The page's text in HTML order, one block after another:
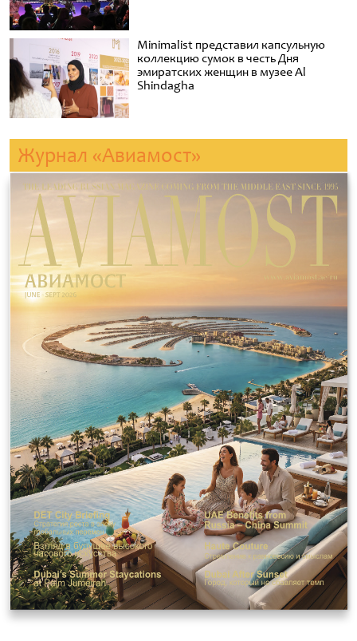
Minimalist представил капсульную
коллекцию сумок в честь Дня
эмиратских женщин в музее Al
Shindagha
Журнал «Авиамост»